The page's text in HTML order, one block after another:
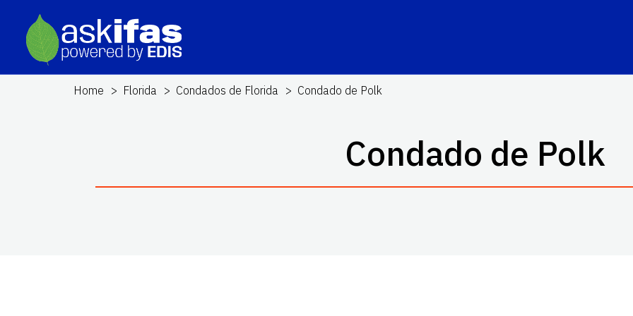
Home Florida Condados de Florida Condado de Polk
Condado de Polk